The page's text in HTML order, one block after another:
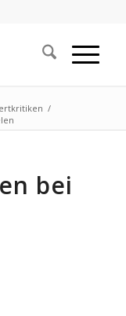
/
bei